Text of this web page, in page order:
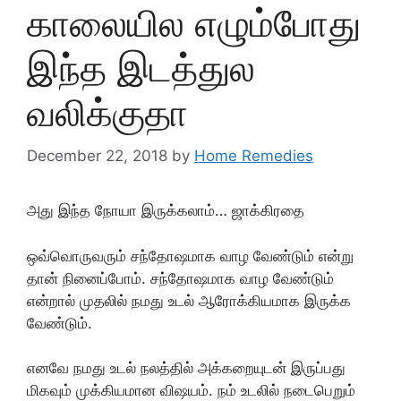
காலையில எழும்போது
இந்த இடத்துல
வலிக்குதா
December 22, 2018 by Home Remedies
அது இந்த நோயா இருக்கலாம்… ஜாக்கிரதை
ஒவ்வொருவரும் சந்தோஷமாக வாழ வேண்டும் என்று
தான் நினைப்போம். சந்தோஷமாக வாழ வேண்டும்
என்றால் முதலில் நமது உடல் ஆரோக்கியமாக இருக்க
வேண்டும்.
எனவே நமது உடல் நலத்தில் அக்கறையுடன் இருப்பது
மிகவும் முக்கியமான விஷயம். நம் உடலில் நடைபெறும்